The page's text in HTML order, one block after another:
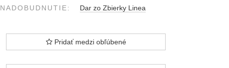
NADOBUDNUTIE: Dar zo Zbierky Linea
Pridať medzi obľúbené